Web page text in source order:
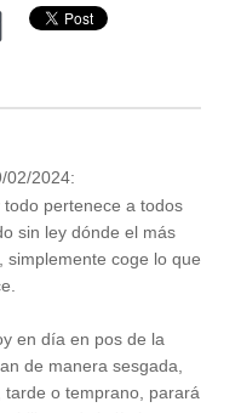
02/2024:
todo pertenece a todos
sin ley dónde el más
simplemente coge lo que
en día en pos de la
de manera sesgada,
o temprano, parará